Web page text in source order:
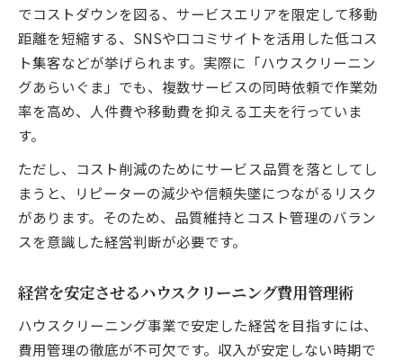
でコストダウンを図る、サービスエリアを限定して移動
距離を短縮する、SNSや口コミサイトを活用した低コス
ト集客などが挙げられます。実際に「ハウスクリーニン
グあらいぐま」でも、複数サービスの同時依頼で作業効
率を高め、人件費や移動費を抑える工夫を行っていま
す。
ただし、コスト削減のためにサービス品質を落としてし
まうと、リピーターの減少や信頼失墜につながるリスク
があります。そのため、品質維持とコスト管理のバラン
スを意識した経営判断が必要です。
経営を安定させるハウスクリーニング費用管理術
ハウスクリーニング事業で安定した経営を目指すには、
費用管理の徹底が不可欠です。収入が安定しない時期で